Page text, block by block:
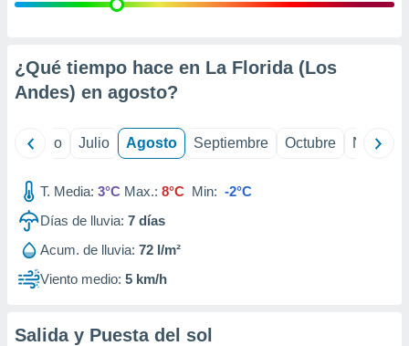
e
mediante
de
1199
¿Qué tiempo hace en La Florida (Los
Andes) en agosto?
Junio Julio Agosto Septiembre Octubre
T. Media: 3°C Max.: 8°C Min: -2°C
Días de lluvia: 7 días
Acum. de lluvia: 72 l/m²
Viento medio: 5 km/h
Salida y Puesta del sol